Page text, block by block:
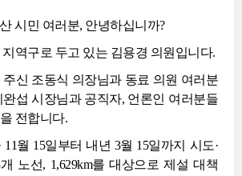
시민 여러분, 안녕하십니까?
역구로 두고 있는 김용경 의원입니다.
주신 조동식 의장님과 동료 의원 여러분
섭 시장님과 공직자, 언론인 여러분들
전합니다.
월 15일부터 내년 3월 15일까지 시도·
노선, 1,629km를 대상으로 제설 대책